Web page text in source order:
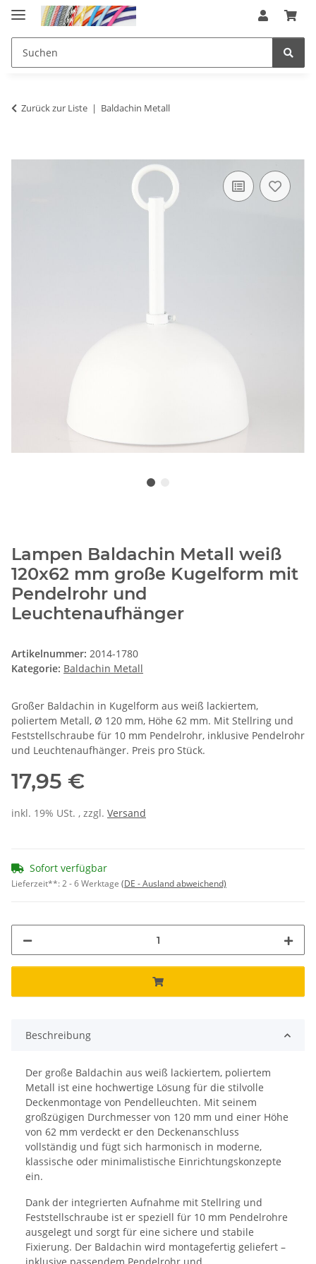
Zurück zur Liste Baldachin Metall
Lampen Baldachin Metall weiß
120x62 mm große Kugelform mit
Pendelrohr und
Leuchtenaufhänger
Artikelnummer: 2014-1780
Kategorie: Baldachin Metall
Großer Baldachin in Kugelform aus weiß lackiertem,
poliertem Metall, Ø 120 mm, Höhe 62 mm. Mit Stellring und
Feststellschraube für 10 mm Pendelrohr, inklusive Pendelrohr
und Leuchtenaufhänger. Preis pro Stück.
17,95 €
inkl. 19% USt. , zzgl. Versand
Sofort verfügbar
Lieferzeit**:2 - 6 Werktage (DE - Ausland abweichend)
Beschreibung
Der große Baldachin aus weiß lackiertem, poliertem
Metall ist eine hochwertige Lösung für die stilvolle
Deckenmontage von Pendelleuchten. Mit seinem
großzügigen Durchmesser von 120 mm und einer Höhe
von 62 mm verdeckt er den Deckenanschluss
vollständig und fügt sich harmonisch in moderne,
klassische oder minimalistische Einrichtungskonzepte
ein.
Dank der integrierten Aufnahme mit Stellring und
Feststellschraube ist er speziell für 10 mm Pendelrohre
ausgelegt und sorgt für eine sichere und stabile
Fixierung. Der Baldachin wird montagefertig geliefert –